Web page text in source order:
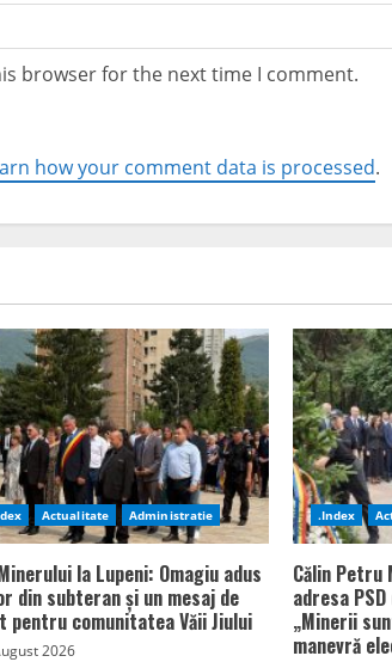
browser for the next time I comment.
how your comment data is processed.
Actualitate Administratie
la Lupeni: Omagiu adus
din subteran și un mesaj de
pentru comunitatea Văii Jiului
2026
.Index
Călin Petru
adresa
„Minerii
manevră